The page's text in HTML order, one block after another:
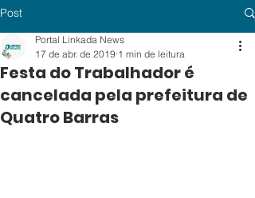
Post
Festa do Trabalhador é
cancelada pela prefeitura de
Quatro Barras
Portal Linkada News
17 de abr. de 2019 1 min de leitura